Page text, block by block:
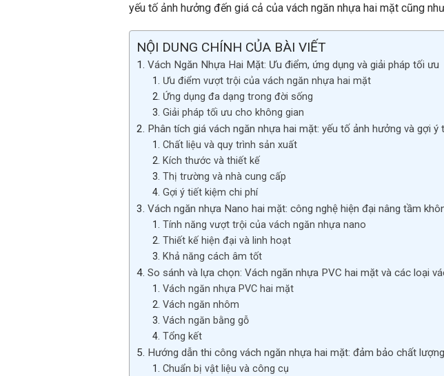
yếu tố ảnh hưởng đến giá cả của vách ngăn nhựa hai mặt cũng
NỘI DUNG CHÍNH CỦA BÀI VIẾT
Vách Ngăn Nhựa Hai Mặt: Ưu điểm, ứng dụng và giải pháp tối ưu
Ưu điểm vượt trội của vách ngăn nhựa hai mặt
Ứng dụng đa dạng trong đời sống
Giải pháp tối ưu cho không gian
Phân tích giá vách ngăn nhựa hai mặt: yếu tố ảnh hưởng và gợi ý
Chất liệu và quy trình sản xuất
Kích thước và thiết kế
Thị trường và nhà cung cấp
Gợi ý tiết kiệm chi phí
Vách ngăn nhựa Nano hai mặt: công nghệ hiện đại nâng tầm
Tính năng vượt trội của vách ngăn nhựa nano
Thiết kế hiện đại và linh hoạt
Khả năng cách âm tốt
So sánh và lựa chọn: Vách ngăn nhựa PVC hai mặt và các loại
Vách ngăn nhựa PVC hai mặt
Vách ngăn nhôm
Vách ngăn bằng gỗ
Tổng kết
Hướng dẫn thi công vách ngăn nhựa hai mặt: đảm bảo chất
Chuẩn bị vật liệu và công cụ